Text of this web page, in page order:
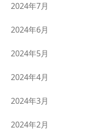
2024年7月
2024年6月
2024年5月
2024年4月
2024年3月
2024年2月